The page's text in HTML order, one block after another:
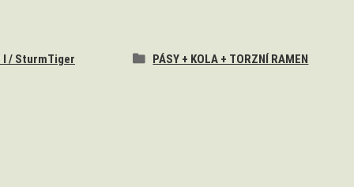
I / SturmTiger PÁSY + KOLA + TORZNÍ RAMEN